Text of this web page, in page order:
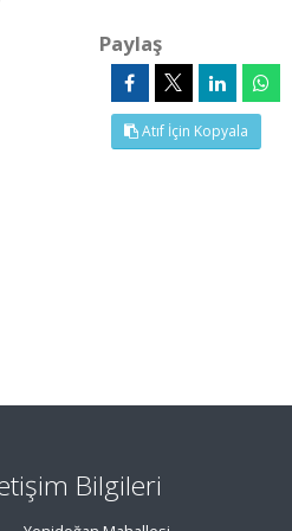
Paylaş
Atıf İçin Kopyala
Bilgileri